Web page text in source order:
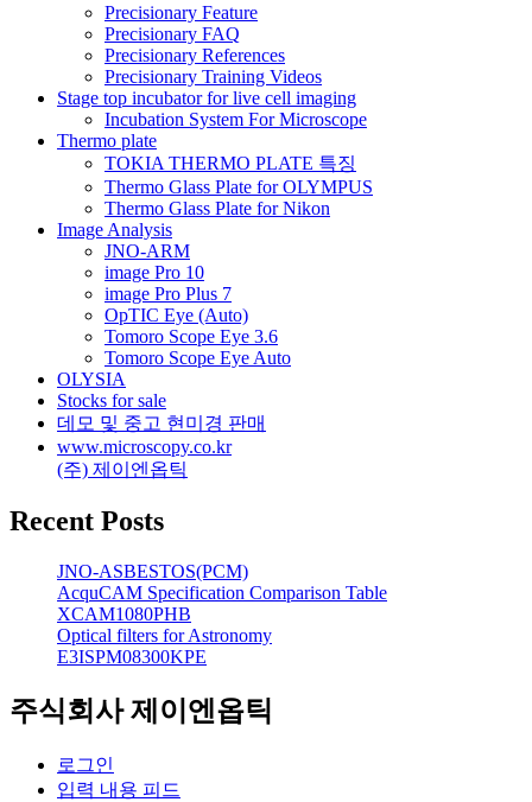
Precisionary Feature
Precisionary FAQ
Precisionary References
Precisionary Training Videos
Stage top incubator for live cell imaging
Incubation System For Microscope
Thermo plate
TOKIA THERMO PLATE 특징
Thermo Glass Plate for OLYMPUS
Thermo Glass Plate for Nikon
Image Analysis
JNO-ARM
image Pro 10
image Pro Plus 7
OpTIC Eye (Auto)
Tomoro Scope Eye 3.6
Tomoro Scope Eye Auto
OLYSIA
Stocks for sale
데모 및 중고 현미경 판매
www.microscopy.co.kr
(주) 제이엔옵틱
Recent Posts
JNO-ASBESTOS(PCM)
AcquCAM Specification Comparison Table
XCAM1080PHB
Optical filters for Astronomy
E3ISPM08300KPE
주식회사 제이엔옵틱
로그인
입력 내용 피드